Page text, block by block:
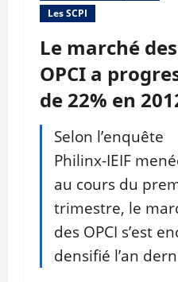
Les SCPI
Le marché des
OPCI a
de 22% en
Selon l’enquête
Philinx-IEIF
au cours du
trimestre, le
des OPCI s’est
densifié l’an